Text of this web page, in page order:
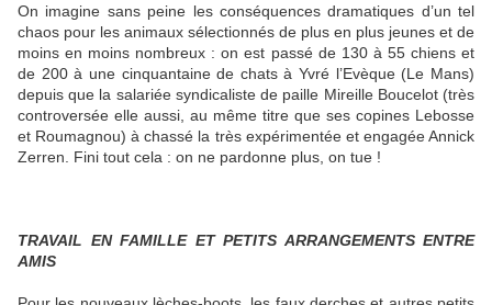
On imagine sans peine les conséquences dramatiques d’un tel
chaos pour les animaux sélectionnés de plus en plus jeunes et de
moins en moins nombreux : on est passé de 130 à 55 chiens et
de 200 à une cinquantaine de chats à Yvré l’Evèque (Le Mans)
depuis que la salariée syndicaliste de paille Mireille Boucelot (très
controversée elle aussi, au même titre que ses copines Lebosse
et Roumagnou) à chassé la très expérimentée et engagée Annick
Zerren. Fini tout cela : on ne pardonne plus, on tue !
TRAVAIL EN FAMILLE ET PETITS ARRANGEMENTS ENTRE
AMIS